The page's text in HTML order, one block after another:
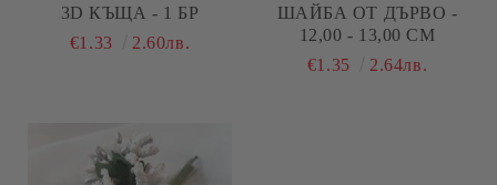
3D КЪЩА - 1 БР
€1.33
2.60лв.
ШАЙБА ОТ ДЪРВО -
12,00 - 13,00 СМ
€1.35
2.64лв.